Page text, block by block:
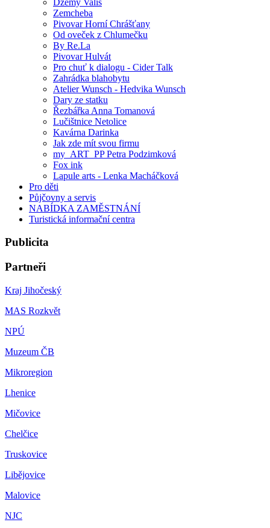
Zemcheba
Pivovar Horní Chrášťany
Od oveček z Chlumečku
By Re.La
Pivovar Hulvát
Pro chuť k dialogu - Cider Talk
Zahrádka blahobytu
Atelier Wunsch - Hedvika Wunsch
Dary ze statku
Řezbářka Anna Tomanová
Lučištnice Netolice
Kavárna Darinka
Jak zde mít svou firmu
my_ART_PP Petra Podzimková
Fox ink
Lapule arts - Lenka Macháčková
Pro děti
Půjčovny a servis
NABÍDKA ZAMĚSTNÁNÍ
Turistická informační centra
Publicita
Partneři
Kraj Jihočeský
MAS Rozkvět
NPÚ
Muzeum ČB
Mikroregion
Lhenice
Mičovice
Chelčice
Truskovice
Libějovice
Malovice
NJC